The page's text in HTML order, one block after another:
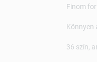
Finom
Könnyen
36 szín,